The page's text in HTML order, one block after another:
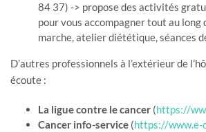
84 37) -> propose des activités
pour vous accompagner tout au long
marche, atelier diététique, séances
D’autres professionnels à l’extérieur de
écoute :
La ligue contre le cancer (https://
Cancer info-service (https://www.e-